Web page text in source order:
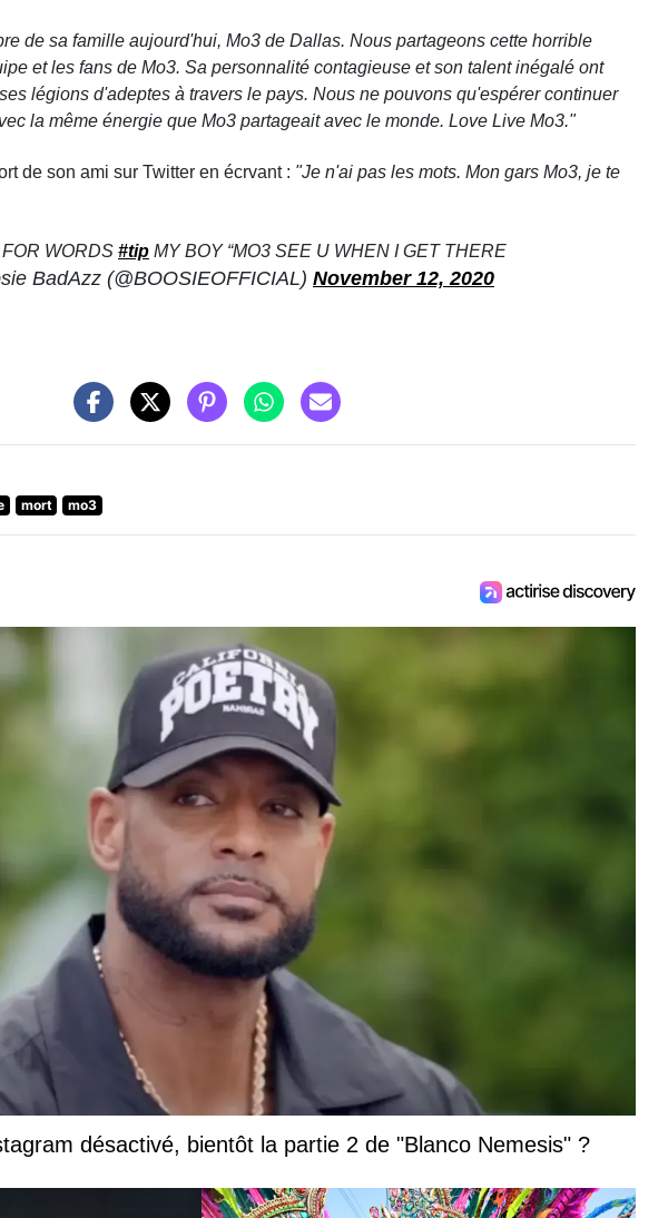
de sa famille aujourd'hui, Mo3 de Dallas. Nous partageons cette horrible
et les fans de Mo3. Sa personnalité contagieuse et son talent inégalé ont
légions d'adeptes à travers le pays. Nous ne pouvons qu'espérer continuer
la même énergie que Mo3 partageait avec le monde. Love Live Mo3."
de son ami sur Twitter en écrvant : "Je n'ai pas les mots. Mon gars Mo3, je te
WORDS #tip MY BOY “MO3 SEE U WHEN I GET THERE
BadAzz (@BOOSIEOFFICIAL) November 12, 2020
mort mo3
désactivé, bientôt la partie 2 de "Blanco Nemesis" ?